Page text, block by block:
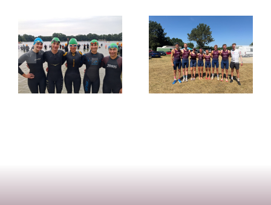
2. Bundesliga
– Bergfest in
Verl!
Teamsprint
der
Regionalliga
in Rostock